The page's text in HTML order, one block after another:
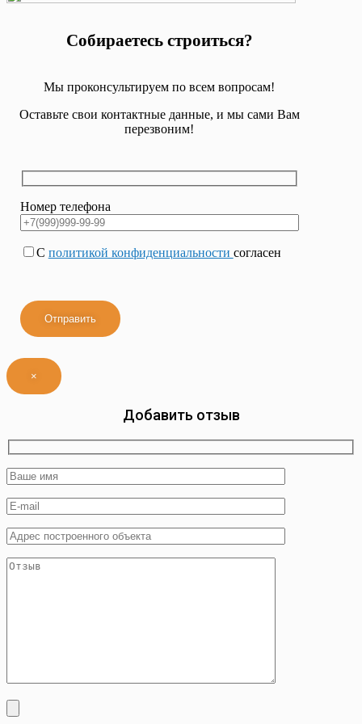
Собираетесь строиться?
Мы проконсультируем по всем вопросам!
Оставьте свои контактные данные, и мы сами Вам
перезвоним!
Номер телефона
С политикой конфиденциальности согласен
×
Добавить отзыв